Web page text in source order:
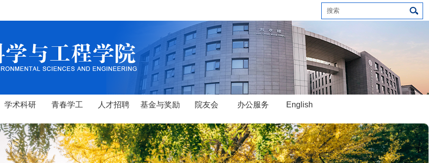
学术科研 青春学工 人才招聘 基金与奖励 院友会 办公服务 English